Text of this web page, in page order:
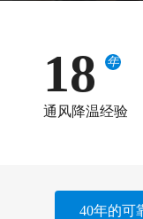
18 年
通风降温经验
40年的可